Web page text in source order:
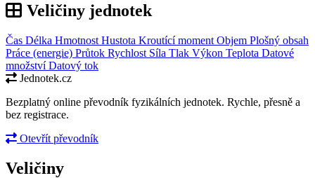
Veličiny jednotek
Čas Délka Hmotnost Hustota Kroutící moment Objem Plošný obsah
Práce (energie) Průtok Rychlost Síla Tlak Výkon Teplota Datové
množstvíDatový tok
Jednotek.cz
Bezplatný online převodník fyzikálních jednotek. Rychle, přesně a
bez registrace.
Otevřít převodník
Veličiny